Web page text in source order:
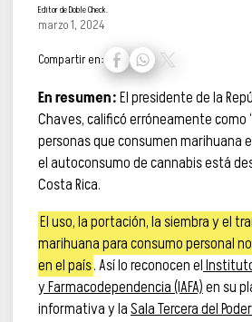
Editor de Doble Check.
marzo 1, 2024
Compartir en:
En resumen:El presidente de la
Chaves, calificó erróneamente como
personas que consumen marihuana
el autoconsumo de cannabis está
Costa Rica.
El uso, la portación, la siembra y el
marihuana para consumo personal
en el país. Así lo reconocen el
y Farmacodependencia (IAFA)en su
informativa y laSala Tercera del